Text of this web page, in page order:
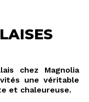
chez Magnolia
une véritable
et chaleureuse.